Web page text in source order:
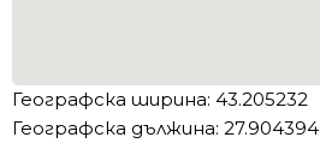
Географска ширина: 43.205232
Географска дължина: 27.904394